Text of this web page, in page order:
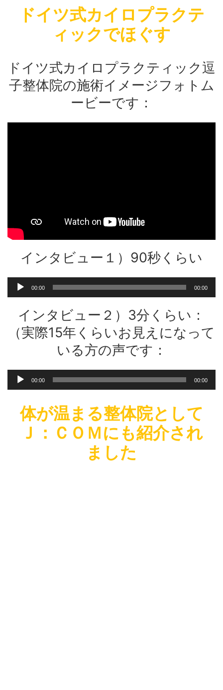
がけており
も時間の
お願いして
必ずマス
す。しっかりクーラーを利用して換気
しつつも適温を提供できるように心が
けております。 施術を受ける方の間
も時間の間隔を十分あけております。
消毒を徹底しています。 そして：施
スクの着用：施術を受ける方にもお願
いしております。 施術をす ...
適温を提供
ます。 施
着用：施術
おります。
ドイツ式カイロプラクテ
ィックでほぐす
ドイツ式カイロプラクティック逗
子整体院の施術イメージフォトム
ービーです：
インタビュー１）90秒くらい
00:00 00:00
インタビュー２）3分くらい：
（実際15年くらいお見えになって
いる方の声です：
00:00 00:00
体が温まる整体院として
Ｊ：ＣＯＭにも紹介され
ました